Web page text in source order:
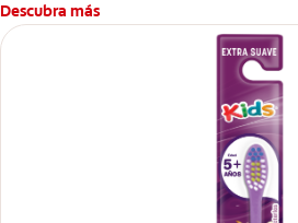
Descubra más